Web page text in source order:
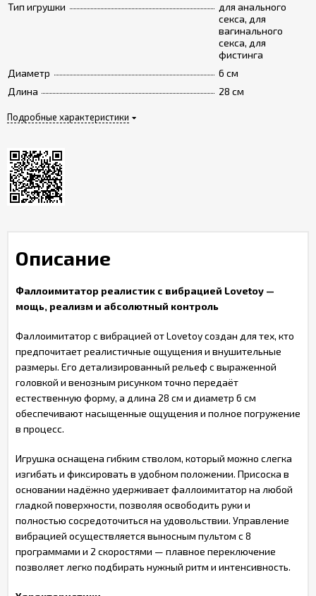
Тип игрушки
для анального
секса, для
вагинального
секса, для
фистинга
Диаметр
6 см
Длина
28 см
Подробные характеристики
Описание
Фаллоимитатор реалистик с вибрацией Lovetoy —
мощь, реализм и абсолютный контроль
Фаллоимитатор с вибрацией от Lovetoy создан для тех, кто
предпочитает реалистичные ощущения и внушительные
размеры. Его детализированный рельеф с выраженной
головкой и венозным рисунком точно передаёт
естественную форму, а длина 28 см и диаметр 6 см
обеспечивают насыщенные ощущения и полное погружение
в процесс.
Игрушка оснащена гибким стволом, который можно слегка
изгибать и фиксировать в удобном положении. Присоска в
основании надёжно удерживает фаллоимитатор на любой
гладкой поверхности, позволяя освободить руки и
полностью сосредоточиться на удовольствии. Управление
вибрацией осуществляется выносным пультом с 8
программами и 2 скоростями — плавное переключение
позволяет легко подбирать нужный ритм и интенсивность.